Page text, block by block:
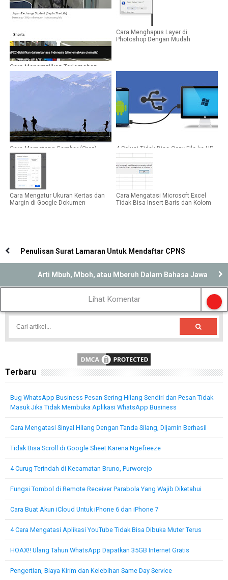
Cara Menampilkan Terjemahan
Otomatis di YouTube Yang Tidak
Muncul
Cara Menghapus Layer di
Photoshop Dengan Mudah
Cara Memotong Gambar (Crop)
Dengan Menggunakan Paint di
Komputer
4 Solusi Tidak Bisa Copy File ke HP
Dari Komputer
Cara Mengatur Ukuran Kertas dan
Margin di Google Dokumen
Cara Mengatasi Microsoft Excel
Tidak Bisa Insert Baris dan Kolom
Penulisan Surat Lamaran Untuk Mendaftar CPNS
Arti Mbuh, Mboh, atau Mberuh Dalam Bahasa Jawa
Lihat Komentar
Terbaru
Bug WhatsApp Business Pesan Sering Hilang Sendiri dan Pesan Tidak
Masuk Jika Tidak Membuka Aplikasi WhatsApp Business
Cara Mengatasi Sinyal Hilang Dengan Tanda Silang, Dijamin Berhasil
Tidak Bisa Scroll di Google Sheet Karena Ngefreeze
4 Curug Terindah di Kecamatan Bruno, Purworejo
Fungsi Tombol di Remote Receiver Parabola Yang Wajib Diketahui
Cara Buat Akun iCloud Untuk iPhone 6 dan iPhone 7
4 Cara Mengatasi Aplikasi YouTube Tidak Bisa Dibuka Muter Terus
HOAX!! Ulang Tahun WhatsApp Dapatkan 35GB Internet Gratis
Pengertian, Biaya Kirim dan Kelebihan Same Day Service